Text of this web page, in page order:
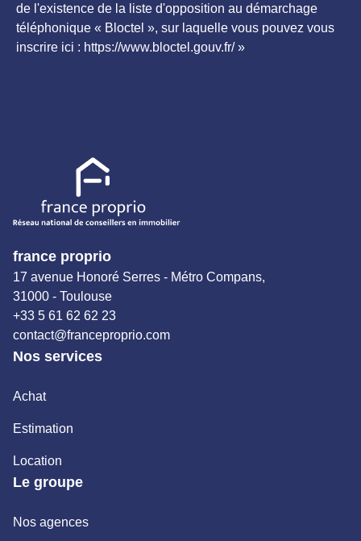
de l'existence de la liste d'opposition au démarchage
téléphonique « Bloctel », sur laquelle vous pouvez vous
inscrire ici : https://www.bloctel.gouv.fr/ »
france proprio
17 avenue Honoré Serres - Métro Compans,
31000 - Toulouse
+33 5 61 62 62 23
contact@franceproprio.com
Nos services
Achat
Estimation
Location
Le groupe
Nos agences